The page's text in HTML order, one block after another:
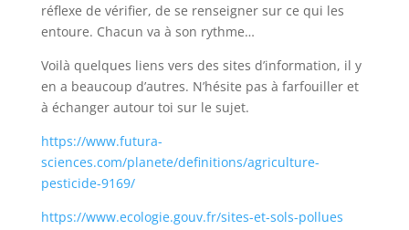
réflexe de vérifier, de se renseigner sur ce qui les
entoure. Chacun va à son rythme…
Voilà quelques liens vers des sites d’information, il y
en a beaucoup d’autres. N’hésite pas à farfouiller et
à échanger autour toi sur le sujet.
https://www.futura-
sciences.com/planete/definitions/agriculture-
pesticide-9169/
https://www.ecologie.gouv.fr/sites-et-sols-pollues